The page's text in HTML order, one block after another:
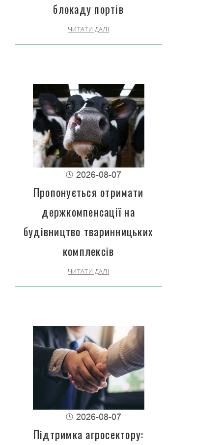
блокаду портів
ЧИТАТИ ДАЛІ
2026-08-07
Пропонується отримати
держкомпенсації на
будівництво тваринницьких
комплексів
ЧИТАТИ ДАЛІ
2026-08-07
Підтримка агросектору: